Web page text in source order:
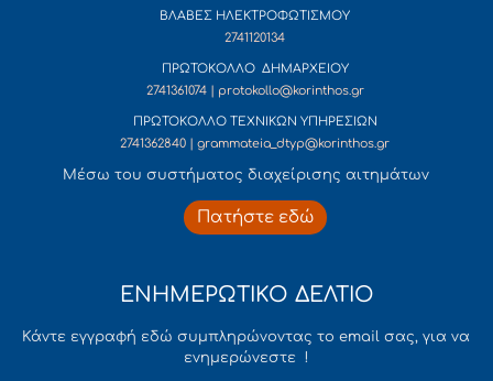
ΒΛΑΒΕΣ ΗΛΕΚΤΡΟΦΩΤΙΣΜΟΥ
2741120134
ΠΡΩΤΟΚΟΛΛΟ ΔΗΜΑΡΧΕΙΟΥ
2741361074 | protokollo@korinthos.gr
ΠΡΩΤΟΚΟΛΛΟ ΤΕΧΝΙΚΩΝ ΥΠΗΡΕΣΙΩΝ
2741362840 | grammateia_dtyp@korinthos.gr
Mέσω του συστήματος διαχείρισης αιτημάτων
Πατήστε εδώ
ΕΝΗΜΕΡΩΤΙΚΟ ΔΕΛΤΙΟ
Κάντε εγγραφή εδώ συμπληρώνοντας το email σας, για να
ενημερώνεστε !